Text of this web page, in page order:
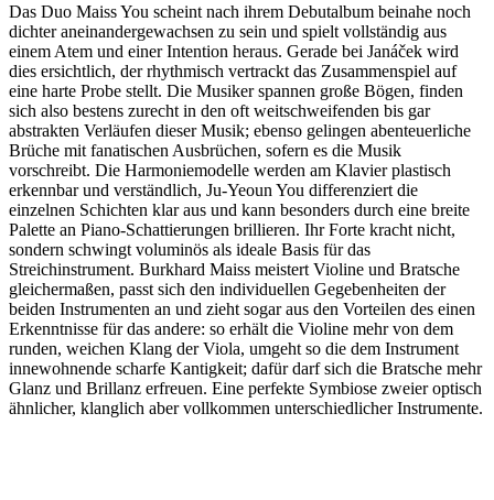
Das Duo Maiss You scheint nach ihrem Debutalbum beinahe noch
dichter aneinandergewachsen zu sein und spielt vollständig aus
einem Atem und einer Intention heraus. Gerade bei Janáček wird
dies ersichtlich, der rhythmisch vertrackt das Zusammenspiel auf
eine harte Probe stellt. Die Musiker spannen große Bögen, finden
sich also bestens zurecht in den oft weitschweifenden bis gar
abstrakten Verläufen dieser Musik; ebenso gelingen abenteuerliche
Brüche mit fanatischen Ausbrüchen, sofern es die Musik
vorschreibt. Die Harmoniemodelle werden am Klavier plastisch
erkennbar und verständlich, Ju-Yeoun You differenziert die
einzelnen Schichten klar aus und kann besonders durch eine breite
Palette an Piano-Schattierungen brillieren. Ihr Forte kracht nicht,
sondern schwingt voluminös als ideale Basis für das
Streichinstrument. Burkhard Maiss meistert Violine und Bratsche
gleichermaßen, passt sich den individuellen Gegebenheiten der
beiden Instrumenten an und zieht sogar aus den Vorteilen des einen
Erkenntnisse für das andere: so erhält die Violine mehr von dem
runden, weichen Klang der Viola, umgeht so die dem Instrument
innewohnende scharfe Kantigkeit; dafür darf sich die Bratsche mehr
Glanz und Brillanz erfreuen. Eine perfekte Symbiose zweier optisch
ähnlicher, klanglich aber vollkommen unterschiedlicher Instrumente.